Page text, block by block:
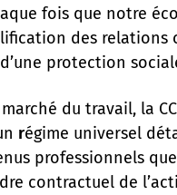
fois que notre
des relations
protection
du travail, la
régime universel
professionnels
contractuel de